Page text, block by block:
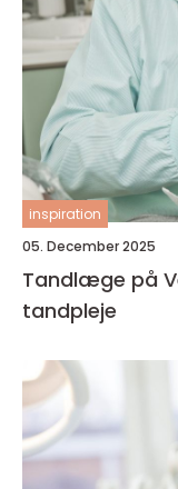
inspiration
05. December 2025
Tandlæge på
tandpleje